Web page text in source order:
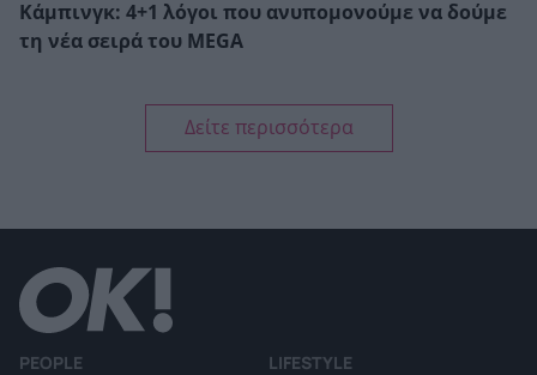
Κάμπινγκ: 4+1 λόγοι που ανυπομονούμε να δούμε
τη νέα σειρά του MEGA
Δείτε περισσότερα
PEOPLE
LIFESTYLE